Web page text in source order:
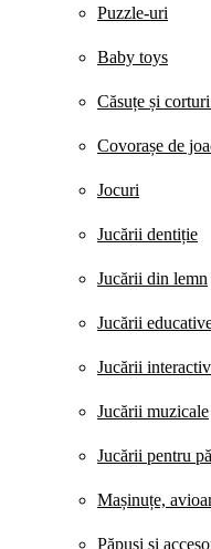
Puzzle-uri
Baby toys
Căsuțe și
Covorașe de
Jocuri
Jucării dentiție
Jucării din lemn
Jucării
Jucării
Jucării muzicale
Jucării pentru
Mașinuțe,
Păpuși și